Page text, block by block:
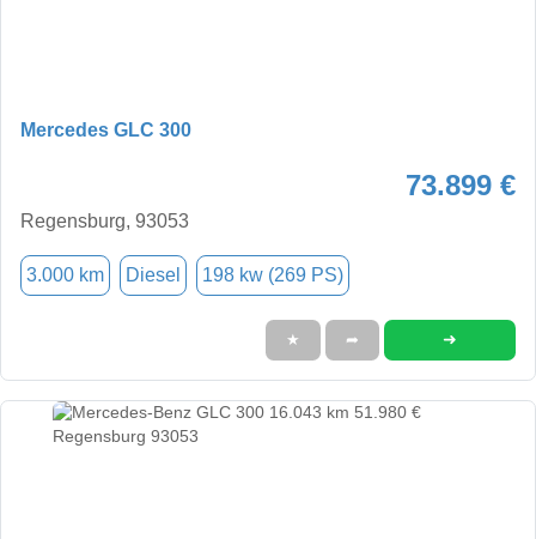
Mercedes GLC 300
73.899 €
Regensburg, 93053
3.000 km Diesel 198 kw (269 PS)
★ ➦ ➜